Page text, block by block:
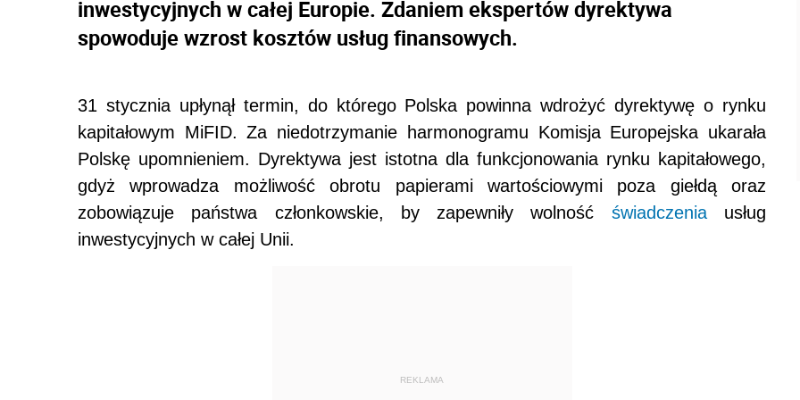
inwestycyjnych w całej Europie. Zdaniem ekspertów dyrektywa
spowoduje wzrost kosztów usług finansowych.
31 stycznia upłynął termin, do którego Polska powinna wdrożyć dyrektywę o rynku
kapitałowym MiFID. Za niedotrzymanie harmonogramu Komisja Europejska ukarała
Polskę upomnieniem. Dyrektywa jest istotna dla funkcjonowania rynku kapitałowego,
gdyż wprowadza możliwość obrotu papierami wartościowymi poza giełdą oraz
zobowiązuje państwa członkowskie, by zapewniły wolność świadczeniausług
inwestycyjnych w całej Unii.
REKLAMA